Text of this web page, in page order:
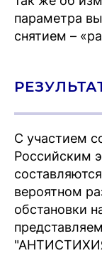
параметра
снятием –
С участием
Российским
вероятном
обстановки